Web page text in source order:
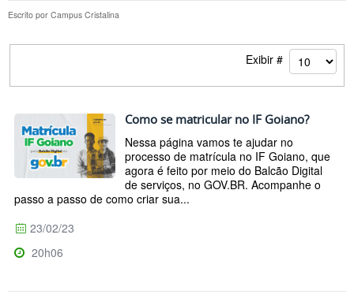
Escrito por Campus Cristalina
Exibir #
Como se matricular no IF Goiano?
Nessa página vamos te ajudar no
processo de matrícula no IF Goiano, que
agora é feito por meio do Balcão Digital
de serviços, no GOV.BR. Acompanhe o
passo a passo de como criar sua...
23/02/23
20h06